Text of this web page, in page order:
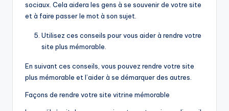
sociaux. Cela aidera les gens à se souvenir de votre site
et à faire passer le mot à son sujet.
Utilisez ces conseils pour vous aider à rendre votre
site plus mémorable.
En suivant ces conseils, vous pouvez rendre votre site
plus mémorable et l’aider à se démarquer des autres.
Façons de rendre votre site vitrine mémorable